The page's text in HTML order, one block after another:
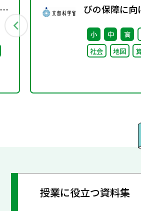
びの保障に向
対策推進本
安心して学べ
学校づくり
小 中 高
社会
地図
授業に役立つ資料集